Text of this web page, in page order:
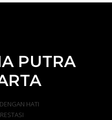
PUTRA
HATI